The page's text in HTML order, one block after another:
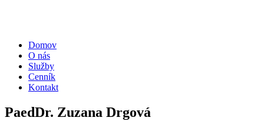
Domov
O nás
Služby
Cenník
Kontakt
PaedDr. Zuzana Drgová